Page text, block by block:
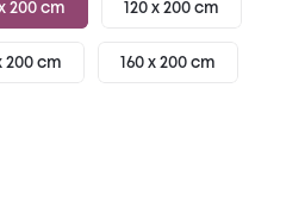
x 200 cm 120 x 200 cm
200 cm 160 x 200 cm